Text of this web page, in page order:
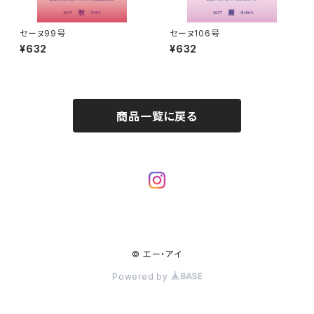
セーヌ99号
¥632
セーヌ106号
¥632
商品一覧に戻る
© エー・アイ
Powered by